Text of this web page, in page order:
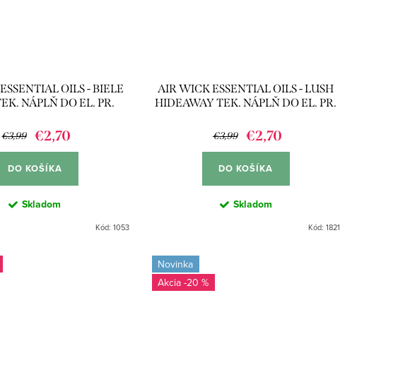
OILS - BIELE
NÁPLŇ DO EL. PR.
€3,99 €2,70
DO KOŠÍKA
Skladom
Kód: 1053
AIR WICK ESSENTIAL OILS - LUSH
HIDEAWAY TEK. NÁPLŇ DO EL. PR.
€3,99 €2,70
DO KOŠÍKA
Skladom
Kód: 1821
Novinka
-20 %